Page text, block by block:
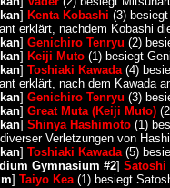
] Kenta Kobashi (3)
erklärt, nachdem Kobashi
] Genichiro Tenryu (2)
] Keiji Muto(1) besiegt
] Toshiaki Kawada(4)
erklärt, nach dem Kawada
] Genichiro Tenryu (3)
] Great Muta (Keiji Muto)
] Shinya Hashimoto(1)
Verletzungen von
] Toshiaki Kawada(5)
Gymnasium #2] Satoshi
] Taiyo Kea(1) besiegt